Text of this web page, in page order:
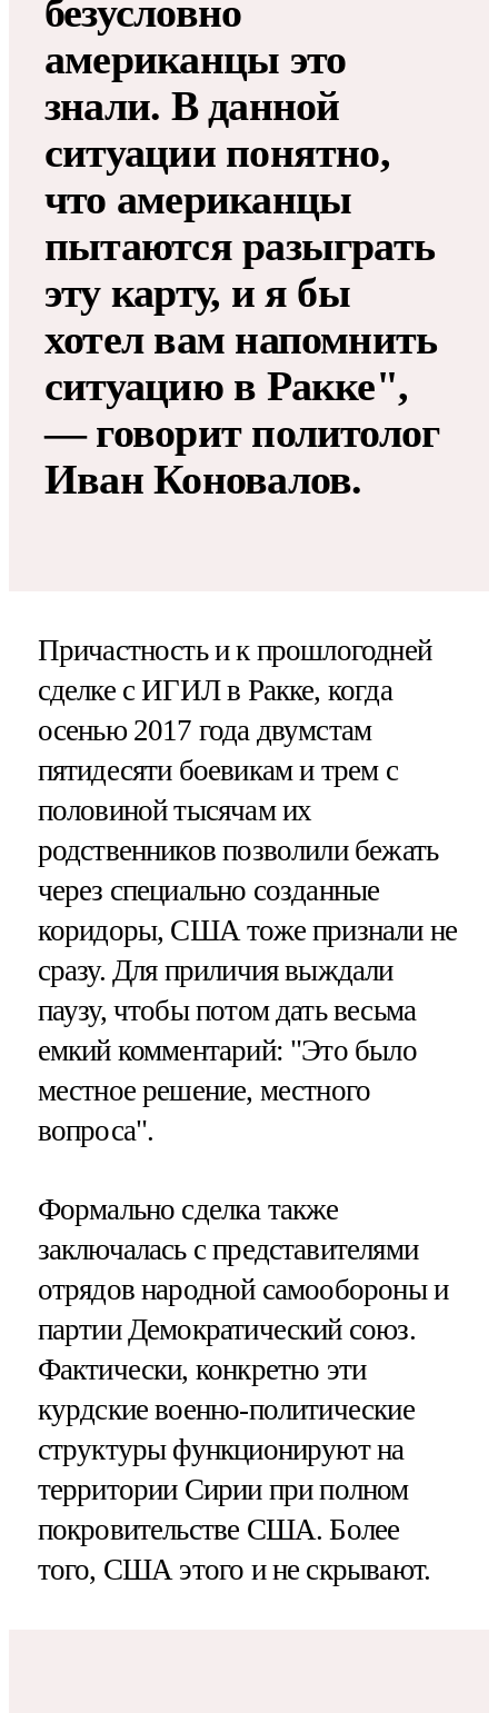
безусловно
американцы это
знали. В данной
ситуации понятно,
что американцы
пытаются разыграть
эту карту, и я бы
хотел вам напомнить
ситуацию в Ракке",
— говорит политолог
Иван Коновалов.
Причастность и к прошлогодней
сделке с ИГИЛ в Ракке, когда
осенью 2017 года двумстам
пятидесяти боевикам и трем с
половиной тысячам их
родственников позволили бежать
через специально созданные
коридоры, США тоже признали не
сразу. Для приличия выждали
паузу, чтобы потом дать весьма
емкий комментарий: "Это было
местное решение, местного
вопроса".
Формально сделка также
заключалась с представителями
отрядов народной самообороны и
партии Демократический союз.
Фактически, конкретно эти
курдские военно-политические
структуры функционируют на
территории Сирии при полном
покровительстве США. Более
того, США этого и не скрывают.